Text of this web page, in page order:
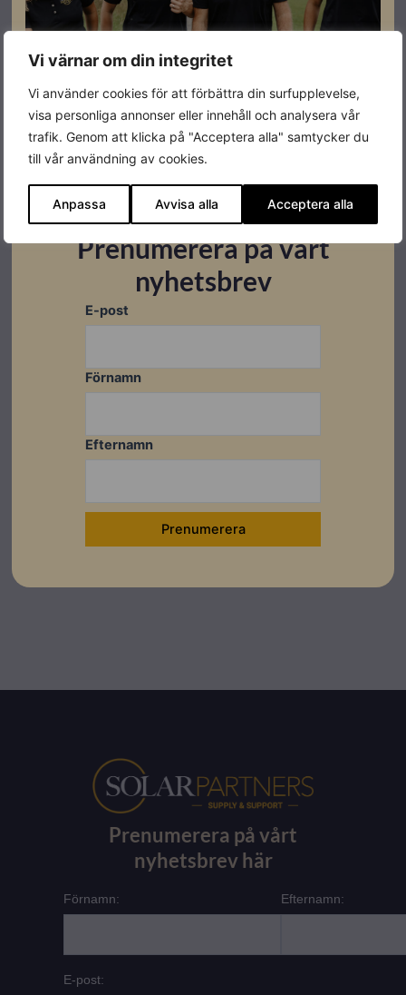
Vi värnar om din integritet
Vi använder cookies för att förbättra din surfupplevelse,
visa personliga annonser eller innehåll och analysera vår
trafik. Genom att klicka på "Acceptera alla" samtycker du
till vår användning av cookies.
Anpassa Avvisa alla Acceptera alla
Specifikationer
Varumärke Panasonic
Mått
inomhusdel
(H×B×D)
295 × 870 × 229 mm
utomhusdel
(H×B×D)
Datablad
Prenumerera på vårt
nyhetsbrev här
Förnamn: Efternamn:
E-post:
Prenumerera på vårt
nyhetsbrev
E-post
Förnamn
Efternamn